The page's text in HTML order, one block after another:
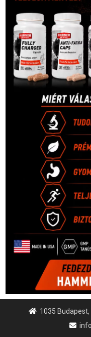
1035 Budapest,